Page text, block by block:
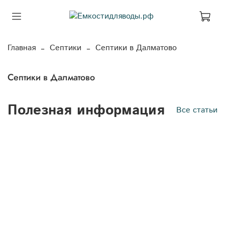
Главная Септики Септики в Далматово
Септики в Далматово
Полезная информация Все статьи